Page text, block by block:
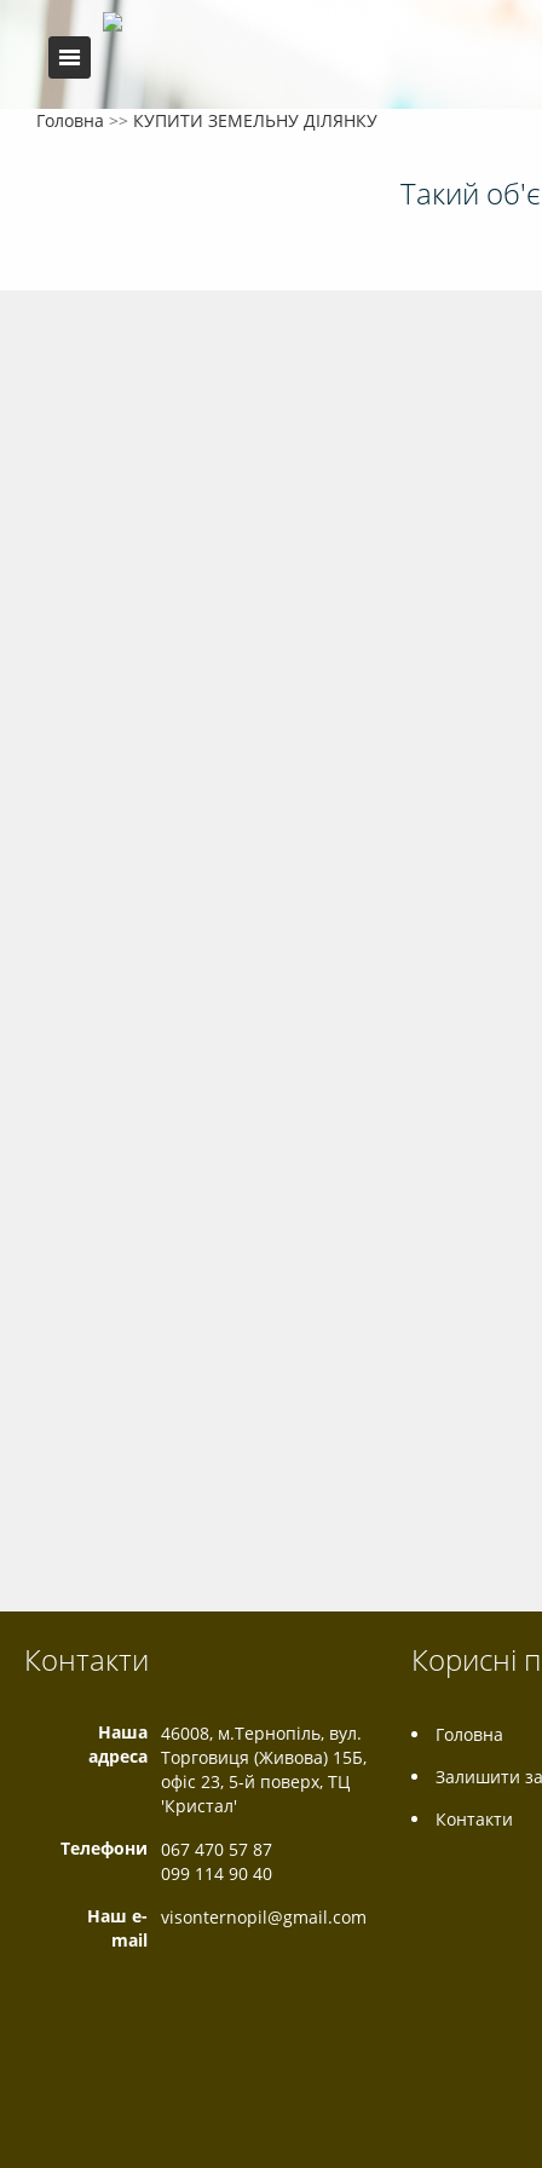
Головна >> КУПИТИ ЗЕМЕЛЬНУ ДІЛЯНКУ
Такий
Контакти
Наша
адреса
46008, м.Тернопіль, вул.
Торговиця (Живова) 15Б,
офіс 23, 5-й поверх, ТЦ
'Кристал'
Телефони
067 470 57 87
099 114 90 40
Наш e-
mail
visonternopil@gmail.com
Корисні
Головна
Залишити
Контакти